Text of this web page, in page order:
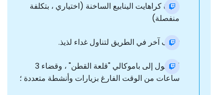
زيارة كراهايت الينابيع الساخنة (اختياري ، بتكلفة
منفصلة)
توقف آخر في الطريق لتناول غداء لذيذ.
الوصول إلى باموكالي "قلعة القطن" ، وقضاء 3
ساعات من الوقت الفارغ بزيارات وأنشطة متعددة ؛